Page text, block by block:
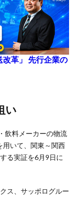
革」 先行企業の
い
飲料メーカーの物流
いて、関東～関西
る実証を6月9日に
ス、サッポログルー